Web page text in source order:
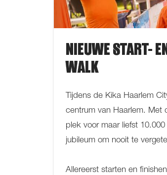
NIEUWE START-
WALK
Tijdens de Kika Haarlem
centrum van Haarlem. Met
plek voor maar liefst
jubileum om nooit te
Allereerst starten en